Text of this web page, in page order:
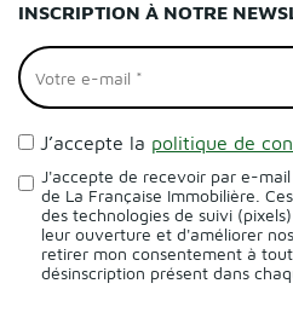
INSCRIPTION À NOTRE
J’accepte la politique de
J'accepte de recevoir par e-
de La Française Immobilière.
des technologies de suivi
leur ouverture et d'améliorer
retirer mon consentement à
désinscription présent dans